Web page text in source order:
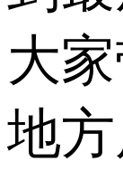
大
地